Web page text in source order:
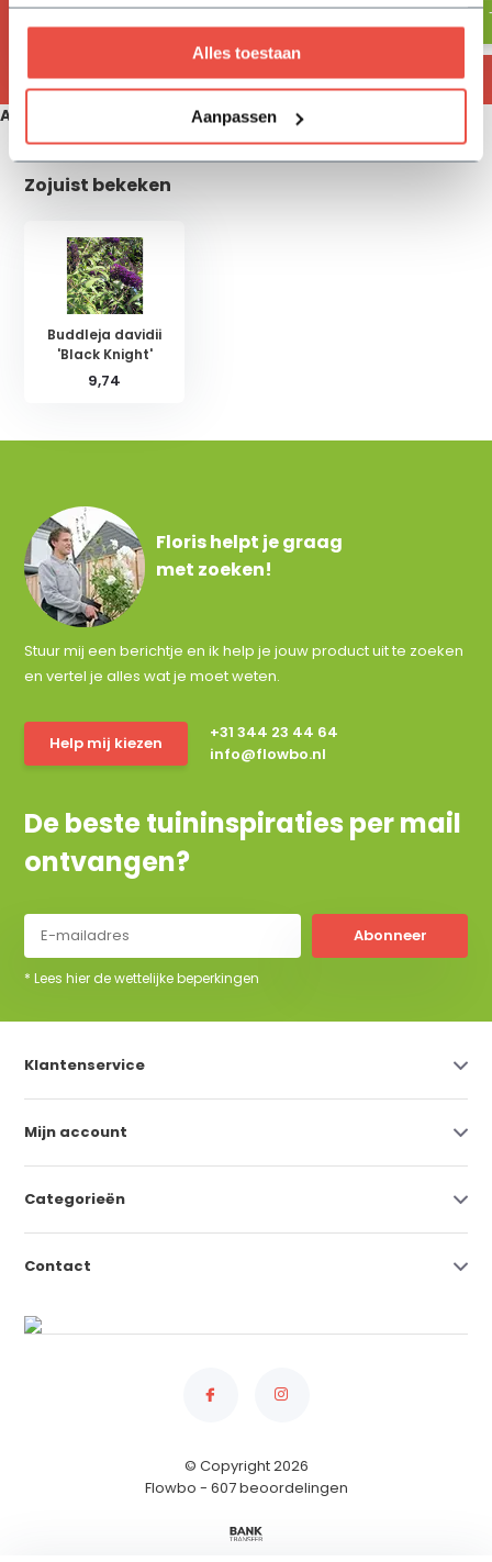
Alles toestaan
Aanpassen
Aanbevolen producten
Zojuist bekeken
Buddleja davidii
'Black Knight'
9,74
Floris helpt je graag
met zoeken!
Stuur mij een berichtje en ik help je jouw product uit te zoeken
en vertel je alles wat je moet weten.
Help mij kiezen
+31 344 23 44 64
info@flowbo.nl
De beste tuininspiraties per mail
ontvangen?
Abonneer
* Lees hier de wettelijke beperkingen
Klantenservice
Mijn account
Categorieën
Contact
© Copyright 2026
Flowbo - 607 beoordelingen